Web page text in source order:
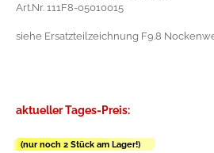
Art.Nr. 111F8-05010015
siehe Ersatzteilzeichnung F9.8
aktueller Tages-Preis:
(nur noch 2 Stück am Lager!)